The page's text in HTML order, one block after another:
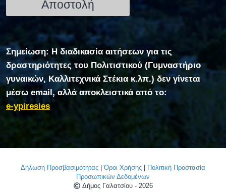
Σημείωση: Η διαδικασία αιτήσεων για τις
δραστηριότητες του Πολιτιστικού (Γυμναστήριο
γυναικών, Καλλιτεχνικά Στέκια κ.λπ.) δεν γίνεται
μέσω email, αλλά αποκλειστικά από το:
e-ypiresies
Δήλωση Προσβασιμότητας |Όροι Χρήσης
Πολιτική Προστασία
Προσωπικών Δεδομένων
Δήμος Γαλατσίου - 2026